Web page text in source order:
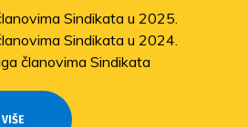
Sindikata u 2025.
Sindikata u 2024.
članovima Sindikata